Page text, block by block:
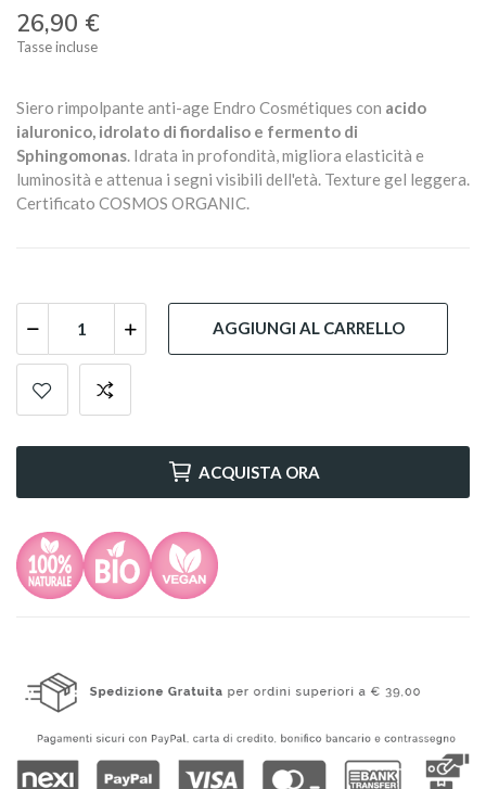
26,90 €
Tasse incluse
Siero rimpolpante anti-age Endro Cosmétiques con acido
ialuronico, idrolato di fiordaliso e fermento di
Sphingomonas. Idrata in profondità, migliora elasticità e
luminosità e attenua i segni visibili dell'età. Texture gel leggera.
Certificato COSMOS ORGANIC.
AGGIUNGI AL CARRELLO
ACQUISTA ORA